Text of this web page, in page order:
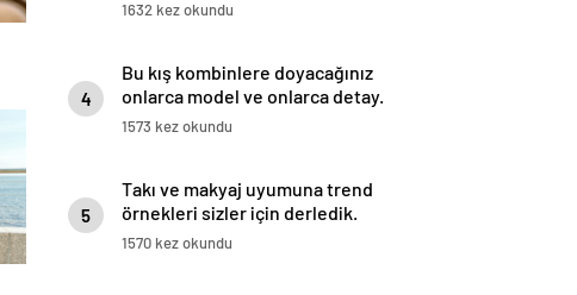
1632 kez okundu
4
Bu kış kombinlere doyacağınız
onlarca model ve onlarca detay.
1573 kez okundu
5
Takı ve makyaj uyumuna trend
örnekleri sizler için derledik.
1570 kez okundu